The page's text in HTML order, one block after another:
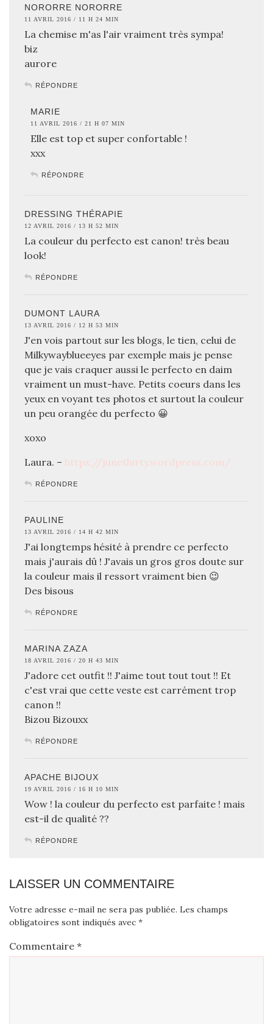
NORORRE NORORRE
11 AVRIL 2016 / 11 H 24 MIN
La chemise m'as l'air vraiment très sympa!
biz
aurore
RÉPONDRE
MARIE
11 AVRIL 2016 / 21 H 07 MIN
Elle est top et super confortable !
xxx
RÉPONDRE
DRESSING THÉRAPIE
12 AVRIL 2016 / 13 H 52 MIN
La couleur du perfecto est canon! très beau
look!
RÉPONDRE
DUMONT LAURA
13 AVRIL 2016 / 12 H 53 MIN
J'en vois partout sur les blogs, le tien, celui de
Milkywayblueeyes par exemple mais je pense
que je vais craquer aussi le perfecto en daim
vraiment un must-have. Petits coeurs dans les
yeux en voyant tes photos et surtout la couleur
un peu orangée du perfecto 😀
xoxo
Laura. – https://junethirty.wordpress.com/
RÉPONDRE
PAULINE
13 AVRIL 2016 / 14 H 42 MIN
J'ai longtemps hésité à prendre ce perfecto
mais j'aurais dû ! J'avais un gros gros doute sur
la couleur mais il ressort vraiment bien 😉
Des bisous
RÉPONDRE
MARINA ZAZA
18 AVRIL 2016 / 20 H 43 MIN
J'adore cet outfit !! J'aime tout tout tout !! Et
c'est vrai que cette veste est carrément trop
canon !!
Bizou Bizouxx
RÉPONDRE
APACHE BIJOUX
19 AVRIL 2016 / 16 H 10 MIN
Wow ! la couleur du perfecto est parfaite ! mais
est-il de qualité ??
RÉPONDRE
LAISSER UN COMMENTAIRE
Votre adresse e-mail ne sera pas publiée. Les champs
obligatoires sont indiqués avec *
Commentaire *